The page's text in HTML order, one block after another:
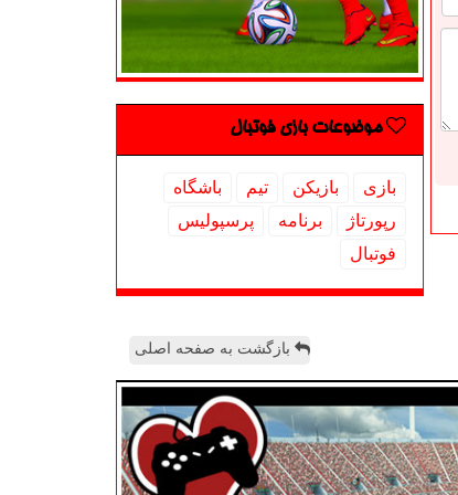
موضوعات بازی فوتبال
بازی بازیكن تیم
باشگاه
رپورتاژ
برنامه
پرسپولیس
فوتبال
بازگشت به صفحه اصلی